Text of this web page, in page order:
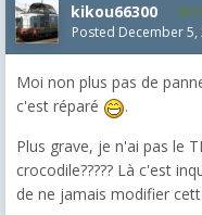
kikou66300
Posted December 5,
Moi non plus pas de
c'est réparé
.
Plus grave, je n'ai pas le
crocodile????? Là c'est
de ne jamais modifier